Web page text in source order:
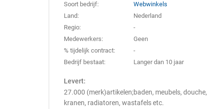
Soort bedrijf:
Webwinkels
Land:
Nederland
Regio:
-
Medewerkers:
Geen
% tijdelijk contract:
-
Bedrijf bestaat:
Langer dan 10 jaar
Levert:
27.000 (merk)artikelen;baden, meubels, douche,
kranen, radiatoren, wastafels etc.